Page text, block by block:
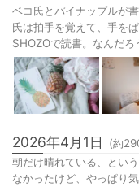
ベコ氏とパイナップルが
氏は拍手を覚えて、手を
SHOZOで読書。なんだろ
2026年4月1日 (約
朝だけ晴れている、とい
なかったけど、やっぱり